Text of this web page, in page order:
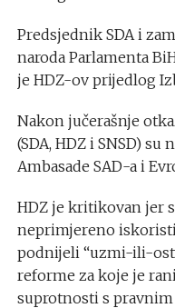
Predsjednik SDA i
naroda Parlamenta
je HDZ-ov prijedlog
Nakon jučerašnje
(SDA, HDZ i SNSD)
Ambasade SAD-a i
HDZ je kritikovan jer
neprimjereno
podnijeli “uzmi-ili-
reforme za koje je
suprotnosti s